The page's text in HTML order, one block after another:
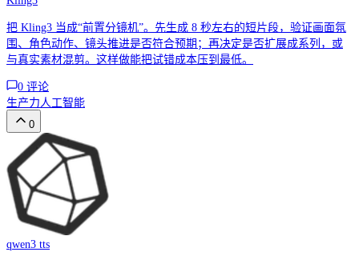
把 Kling3 当成“前置分镜机”。先生成 8 秒左右的短片段，验证画面氛
围、角色动作、镜头推进是否符合预期；再决定是否扩展成系列，或
与真实素材混剪。这样做能把试错成本压到最低。
0 评论
生产力 人工智能
0
qwen3 tts